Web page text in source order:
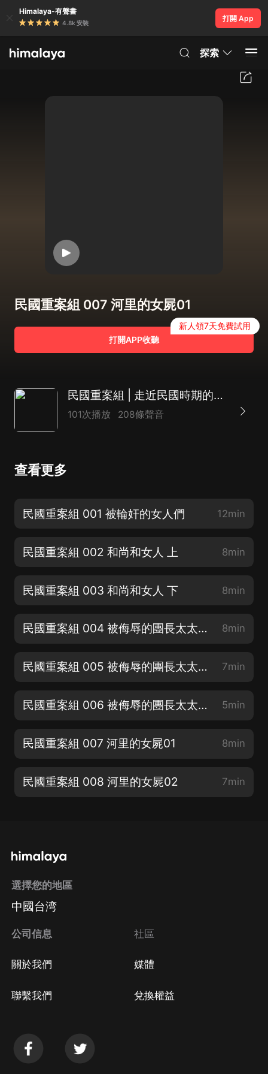
Himalaya-有聲書
4.8k 安裝
打開 App
探索
民國重案組 007 河里的女屍01
打開APP收聽
新人領7天免費試用
民國重案組 | 走近民國時期的重案大案 歷史懸案
101次播放 208條聲音
查看更多
民國重案組 001 被輪奸的女人們 12min
民國重案組 002 和尚和女人 上 8min
民國重案組 003 和尚和女人 下 8min
民國重案組 004 被侮辱的團長太太 上 8min
民國重案組 005 被侮辱的團長太太 中 7min
民國重案組 006 被侮辱的團長太太 下 5min
民國重案組 007 河里的女屍01 8min
民國重案組 008 河里的女屍02 7min
選擇您的地區
中國台湾
公司信息
關於我們
聯繫我們
社區
媒體
兌換權益